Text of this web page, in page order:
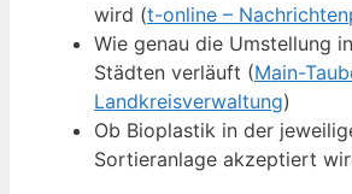
wird (t-online –
Wie genau die Umstellung
Städten verläuft (Main-
Landkreisverwaltung)
Ob Bioplastik in der
Sortieranlage akzeptiert